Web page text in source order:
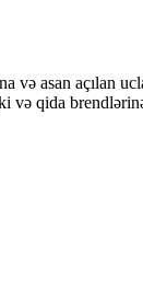
və asan açılan
və qida